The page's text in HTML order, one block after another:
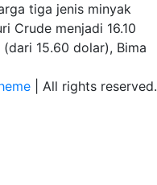
tiga jenis minyak
Crude menjadi 16.10
15.60 dolar), Bima
| All rights reserved.